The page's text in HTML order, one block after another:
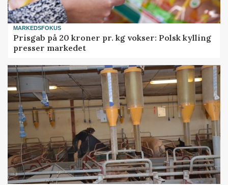
MARKEDSFOKUS
Prisgab på 20 kroner pr. kg vokser: Polsk kylling
presser markedet